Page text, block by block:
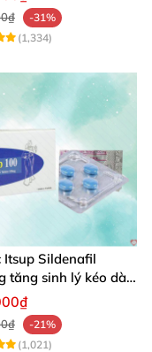
-31%
(1,334)
Itsup Sildenafil
tăng sinh lý kéo dài
cho nam giới
-21%
(1,021)